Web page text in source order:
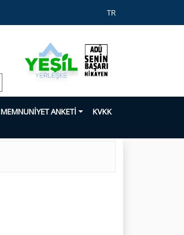
TR
MEMNUNİYET ANKETİ KVKK